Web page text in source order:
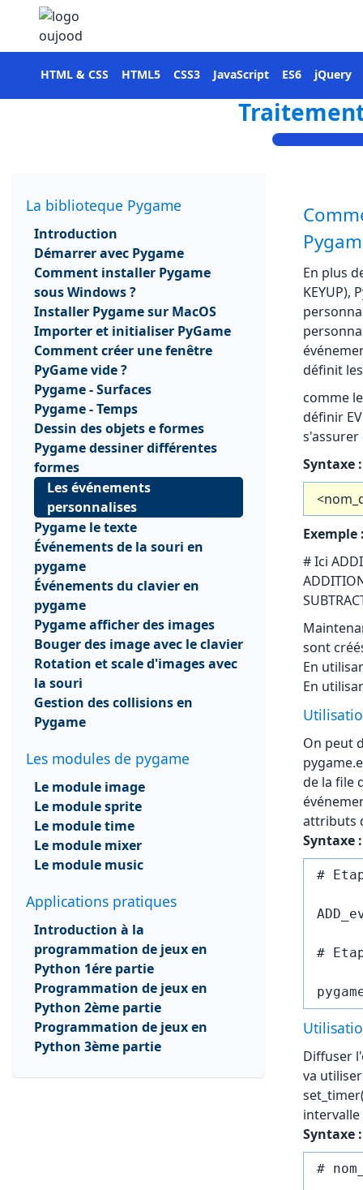
HTML & CSS HTML5 CSS3 JavaScript ES6 jQuery
La biblioteque Pygame
Introduction
Démarrer avec Pygame
Comment installer Pygame
sous Windows ?
Installer Pygame sur MacOS
Importer et initialiser PyGame
Comment créer une fenêtre
PyGame vide ?
Pygame - Surfaces
Pygame - Temps
Dessin des objets e formes
Pygame dessiner différentes
formes
Les événements
personnalises
Pygame le texte
Événements de la souri en
pygame
Événements du clavier en
pygame
Pygame afficher des images
Bouger des image avec le clavier
Rotation et scale d'images avec
la souri
Gestion des collisions en
Pygame
Les modules de pygame
Le module image
Le module sprite
Le module time
Le module mixer
Le module music
Applications pratiques
Introduction à la
programmation de jeux en
Python 1ére partie
Programmation de jeux en
Python 2ème partie
Programmation de jeux en
Python 3ème partie
En plus
KEYUP),
définit
comme
définir
s'assurer
Syntaxe :
Exemple :
# Ici
sont
En
En
On peut
de la file
attributs
Syntaxe :
#
#
Diffuser
va
intervalle
Syntaxe :
#